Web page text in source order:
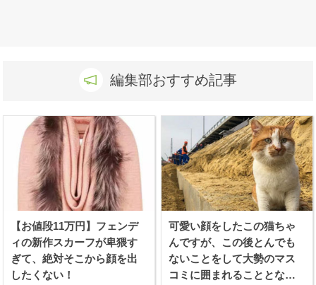
編集部おすすめ記事
【お値段11万円】フェンデ
ィの新作スカーフが卑猥す
ぎて、絶対そこから顔を出
したくない！
可愛い顔をしたこの猫ちゃ
んですが、この後とんでも
ないことをして大勢のマス
コミに囲まれることとなり